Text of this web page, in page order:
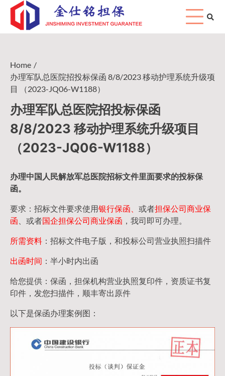
Skip
content
Home
办理军队总医院招投标保函 8/8/2023 移动护理系统升级项
目 （2023-JQ06-W1188）
办理军队总医院招投标保函
8/8/2023 移动护理系统升级项目
（2023-JQ06-W1188）
办理中国人民解放军总医院招标文件里面要求的投标保
函。
要求：招标文件要求使用银行保函、 或者担保公司商业保
函 、或者国企担保公司商业保函 ，我司即可办理。
所需资料 ：招标文件电子版，和投标公司营业执照扫描件
出函时间 ：半小时内出函
给您提供：保函，担保机构营业执照复印件，资质证书复
印件，发您扫描件，顺丰寄出原件
以下是保函办理案例图：